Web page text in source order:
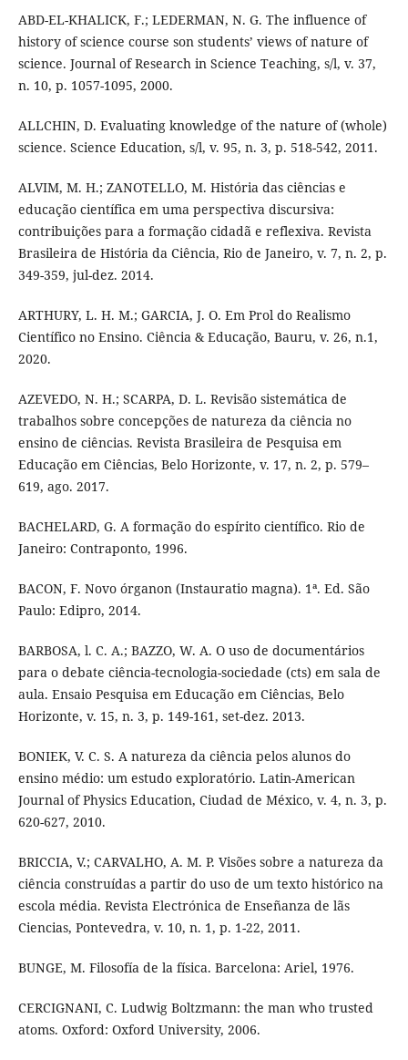
ABD-EL-KHALICK, F.; LEDERMAN, N. G. The influence of
history of science course son students’ views of nature of
science. Journal of Research in Science Teaching, s/l, v. 37,
n. 10, p. 1057-1095, 2000.
ALLCHIN, D. Evaluating knowledge of the nature of (whole)
science. Science Education, s/l, v. 95, n. 3, p. 518-542, 2011.
ALVIM, M. H.; ZANOTELLO, M. História das ciências e
educação científica em uma perspectiva discursiva:
contribuições para a formação cidadã e reflexiva. Revista
Brasileira de História da Ciência, Rio de Janeiro, v. 7, n. 2, p.
349-359, jul-dez. 2014.
ARTHURY, L. H. M.; GARCIA, J. O. Em Prol do Realismo
Científico no Ensino. Ciência & Educação, Bauru, v. 26, n.1,
2020.
AZEVEDO, N. H.; SCARPA, D. L. Revisão sistemática de
trabalhos sobre concepções de natureza da ciência no
ensino de ciências. Revista Brasileira de Pesquisa em
Educação em Ciências, Belo Horizonte, v. 17, n. 2, p. 579–
619, ago. 2017.
BACHELARD, G. A formação do espírito científico. Rio de
Janeiro: Contraponto, 1996.
BACON, F. Novo órganon (Instauratio magna). 1ª. Ed. São
Paulo: Edipro, 2014.
BARBOSA, l. C. A.; BAZZO, W. A. O uso de documentários
para o debate ciência-tecnologia-sociedade (cts) em sala de
aula. Ensaio Pesquisa em Educação em Ciências, Belo
Horizonte, v. 15, n. 3, p. 149-161, set-dez. 2013.
BONIEK, V. C. S. A natureza da ciência pelos alunos do
ensino médio: um estudo exploratório. Latin-American
Journal of Physics Education, Ciudad de México, v. 4, n. 3, p.
620-627, 2010.
BRICCIA, V.; CARVALHO, A. M. P. Visões sobre a natureza da
ciência construídas a partir do uso de um texto histórico na
escola média. Revista Electrónica de Enseñanza de lãs
Ciencias, Pontevedra, v. 10, n. 1, p. 1-22, 2011.
BUNGE, M. Filosofía de la física. Barcelona: Ariel, 1976.
CERCIGNANI, C. Ludwig Boltzmann: the man who trusted
atoms. Oxford: Oxford University, 2006.